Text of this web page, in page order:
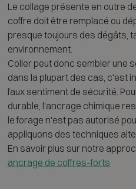
Le collage présente en outre
coffre doit être remplacé ou
presque toujours des dégâts,
environnement.
Coller peut donc sembler une
dans la plupart des cas, c'est
faux sentiment de sécurité.
durable, l'ancrage chimique
le forage n'est pas autorisé
appliquons des techniques
En savoir plus sur notre
ancrage de coffres-forts